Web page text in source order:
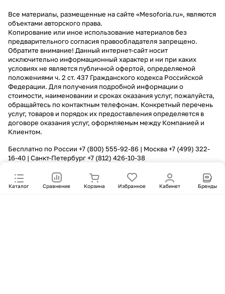
Каталог Сравнение Корзина Избранное Кабинет Бренды
Все материалы, размещенные на сайте «Mesoforia.ru», являются
объектами авторского права.
Копирование или иное использование материалов без
предварительного согласия правообладателя запрещено.
Обратите внимание! Данный интернет-сайт носит
исключительно информационный характер и ни при каких
условиях не является публичной офертой, определяемой
положениями ч. 2 ст. 437 Гражданского кодекса Российской
Федерации. Для получения подробной информации о
стоимости, наименовании и сроках оказания услуг, пожалуйста,
обращайтесь по контактным телефонам. Конкретный перечень
услуг, товаров и порядок их предоставления определяется в
договоре оказания услуг, оформляемым между Компанией и
Клиентом.
Бесплатно по России +7 (800) 555-92-86 | Москва+7 (499) 322-
16-40 | Санкт-Петербург+7 (812) 426-10-38